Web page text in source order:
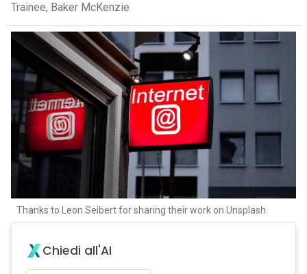
Trainee, Baker McKenzie
Thanks to Leon Seibert for sharing their work on Unsplash.
Chiedi all'AI